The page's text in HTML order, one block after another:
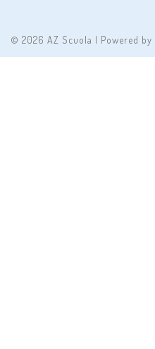
© 2026 AZ Scuola | Powered by